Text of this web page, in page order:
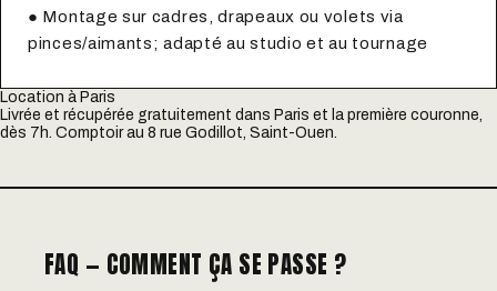
● Montage sur cadres, drapeaux ou volets via
pinces/aimants; adapté au studio et au tournage
Location à Paris
Livrée et récupérée gratuitement dans Paris et la première couronne,
dès 7h. Comptoir au 8 rue Godillot, Saint-Ouen.
FAQ — COMMENT ÇA SE PASSE ?